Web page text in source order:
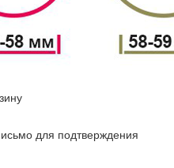
для подтверждения